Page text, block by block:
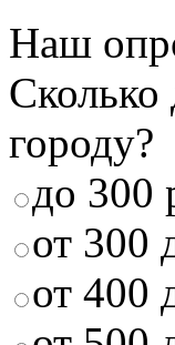
Наш
Сколько
городу?
до 300
от 300
от 400